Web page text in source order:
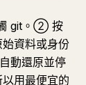
git。② 按
資料或身份
動還原並停
用最便宜的